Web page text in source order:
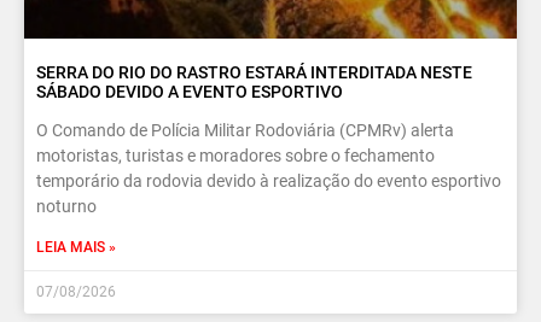
SERRA DO RIO DO RASTRO ESTARÁ INTERDITADA NESTE
SÁBADO DEVIDO A EVENTO ESPORTIVO
O Comando de Polícia Militar Rodoviária (CPMRv) alerta
motoristas, turistas e moradores sobre o fechamento
temporário da rodovia devido à realização do evento esportivo
noturno
LEIA MAIS »
07/08/2026